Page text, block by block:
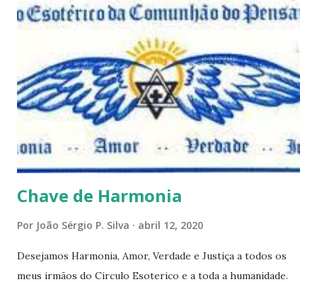
este mês estaremos debatendo este tema e gostaríamos de
convida-lo a deixar seus comentários e reflexões no final
do texto clicando em novo comentário e acompanhar as
respostas e sugestões dos demais. Não estranhem o fato
de que teremos mais perguntas do que respostas, mais
reflexões do que formulações prontas, pois as perguntas
parecem contribuir mais para o aprendizado do que as
afirmações. Quem de nós pode de fato afirmar alguma coi...
Chave de Harmonia
Por João Sérgio P. Silva abril 12, 2020
Desejamos Harmonia, Amor, Verdade e Justiça a todos os
meus irmãos do Circulo Esoterico e a toda a humanidade.